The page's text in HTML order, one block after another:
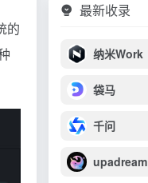
的
最新收录
纳米Work
袋马
千问
upadream